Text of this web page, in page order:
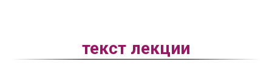
текст лекции